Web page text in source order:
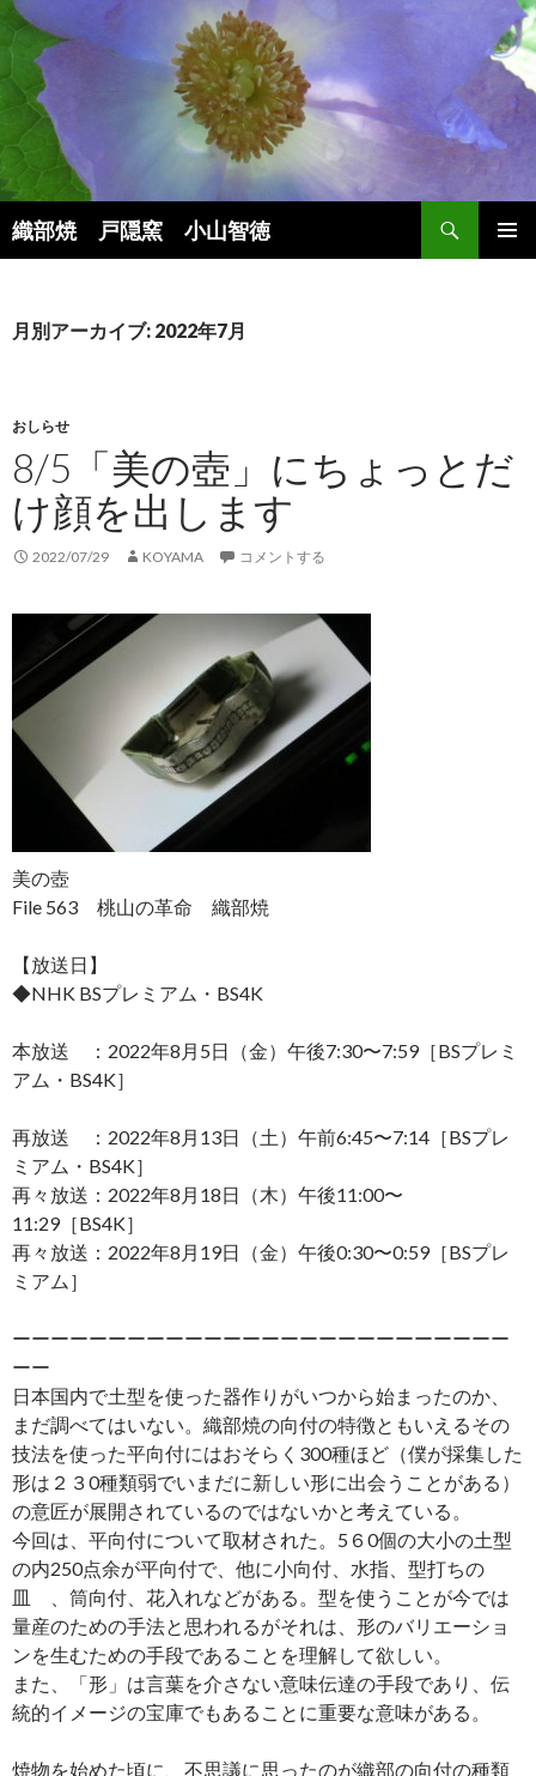
織部焼 戸隠窯 小山智徳
検
索
ン
キ
ッ
プ
月別アーカイブ: 2022年7月
おしらせ
8/5「美の壺」にちょっとだ
け顔を出します
2022/07/29 KOYAMA コメントする
美の壺
File 563 桃山の革命 織部焼
【放送日】
◆NHK BSプレミアム・BS4K
本放送 ：2022年8月5日（金）午後7:30〜7:59［BSプレミ
アム・BS4K］
再放送 ：2022年8月13日（土）午前6:45〜7:14［BSプレ
ミアム・BS4K］
再々放送：2022年8月18日（木）午後11:00〜
11:29［BS4K］
再々放送：2022年8月19日（金）午後0:30〜0:59［BSプレ
ミアム］
ーーーーーーーーーーーーーーーーーーーーーーーーーー
ーー
日本国内で土型を使った器作りがいつから始まったのか、
まだ調べてはいない。織部焼の向付の特徴ともいえるその
技法を使った平向付にはおそらく300種ほど（僕が採集した
形は２３0種類弱でいまだに新しい形に出会うことがある）
の意匠が展開されているのではないかと考えている。
今回は、平向付について取材された。5６0個の大小の土型
の内250点余が平向付で、他に小向付、水指、型打ちの
皿 、筒向付、花入れなどがある。型を使うことが今では
量産のための手法と思われるがそれは、形のバリエーショ
ンを生むための手段であることを理解して欲しい。
また、「形」は言葉を介さない意味伝達の手段であり、伝
統的イメージの宝庫でもあることに重要な意味がある。
焼物を始めた頃に、不思議に思ったのが織部の向付の種類